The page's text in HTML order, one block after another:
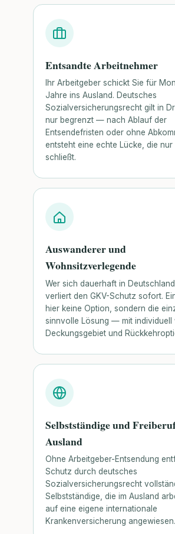
Entsandte Arbeitnehmer
Ihr Arbeitgeber schickt Sie für
Jahre ins Ausland. Deutsches
Sozialversicherungsrecht gilt in
nur begrenzt — nach Ablauf der
Entsendefristen oder ohne
entsteht eine echte Lücke, die nur
schließt.
Auswanderer und
Wohnsitzverlegende
Wer sich dauerhaft in Deutschland
verliert den GKV-Schutz sofort.
hier keine Option, sondern die
sinnvolle Lösung — mit individuell
Deckungsgebiet und
Selbstständige und
Ausland
Ohne Arbeitgeber-Entsendung
Schutz durch deutsches
Sozialversicherungsrecht
Selbstständige, die im Ausland
auf eine eigene internationale
Krankenversicherung angewiesen.